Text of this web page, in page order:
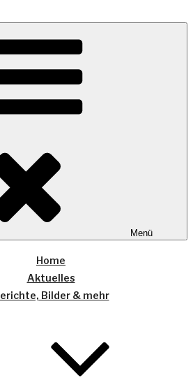
Zuhause ist
Menü
Home
Aktuelles
Bilder & mehr